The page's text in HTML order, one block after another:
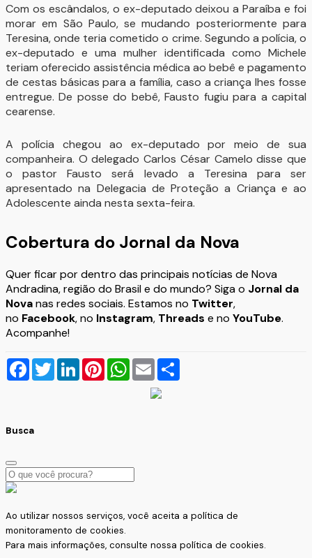
Com os escândalos, o ex-deputado deixou a Paraíba e foi
morar em São Paulo, se mudando posteriormente para
Teresina, onde teria cometido o crime. Segundo a polícia, o
ex-deputado e uma mulher identificada como Michele
teriam oferecido assistência médica ao bebê e pagamento
de cestas básicas para a família, caso a criança lhes fosse
entregue. De posse do bebê, Fausto fugiu para a capital
cearense.
A polícia chegou ao ex-deputado por meio de sua
companheira. O delegado Carlos César Camelo disse que
o pastor Fausto será levado a Teresina para ser
apresentado na Delegacia de Proteção a Criança e ao
Adolescente ainda nesta sexta-feira.
Cobertura do Jornal da Nova
Quer ficar por dentro das principais notícias de Nova
Andradina, região do Brasil e do mundo? Siga o Jornal da
Novanas redes sociais. Estamos no Twitter,
no Facebook, no Instagram, Threads e no YouTube.
Acompanhe!
Facebook
TwitterLinkedInPinterestWhatsApp
Email
Busca
Ao utilizar nossos serviços, você aceita a política de
monitoramento de cookies.
Para mais informações, consulte nossa política de cookies.